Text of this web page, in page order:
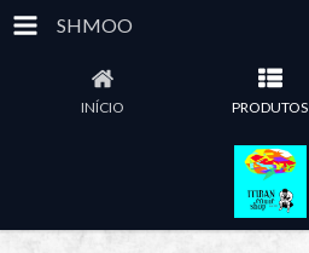
SHMOO
INÍCIO PRODUTOS